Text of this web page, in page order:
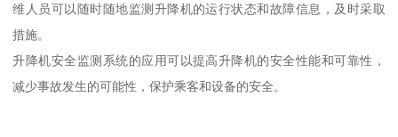
维人员可以随时随地监测升降机的运行状态和故障信息，及时采取
措施。
升降机安全监测系统的应用可以提高升降机的安全性能和可靠性，
减少事故发生的可能性，保护乘客和设备的安全。